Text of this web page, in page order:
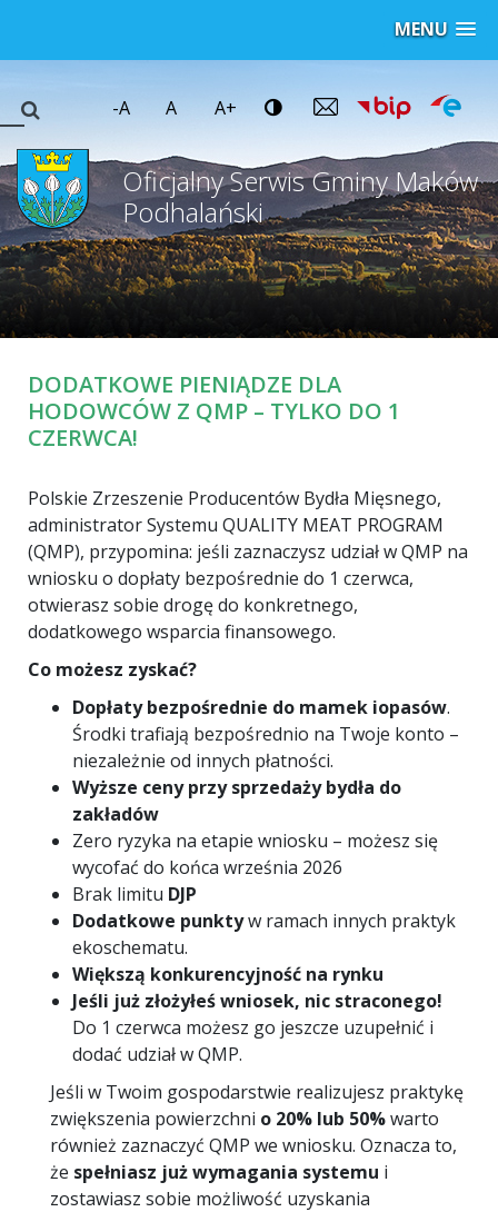
MENU
Oficjalny Serwis Gminy Maków
Podhalański
-A A A+
DODATKOWE PIENIĄDZE DLA
HODOWCÓW Z QMP – TYLKO DO 1
CZERWCA!
Polskie Zrzeszenie Producentów Bydła Mięsnego,
administrator Systemu QUALITY MEAT PROGRAM
(QMP), przypomina: jeśli zaznaczysz udział w QMP na
wniosku o dopłaty bezpośrednie do 1 czerwca,
otwierasz sobie drogę do konkretnego,
dodatkowego wsparcia finansowego.
Co możesz zyskać?
Dopłaty bezpośrednie do mamek iopasów.
Środki trafiają bezpośrednio na Twoje konto –
niezależnie od innych płatności.
Wyższe ceny przy sprzedaży bydła do
zakładów
Zero ryzyka na etapie wniosku – możesz się
wycofać do końca września 2026
Brak limitu DJP
Dodatkowe punktyw ramach innych praktyk
ekoschematu.
Większą konkurencyjność na rynku
Jeśli już złożyłeś wniosek, nic straconego!
Do 1 czerwca możesz go jeszcze uzupełnić i
dodać udział w QMP.
Jeśli w Twoim gospodarstwie realizujesz praktykę
zwiększenia powierzchni o 20% lub 50%warto
również zaznaczyć QMP we wniosku. Oznacza to,
że spełniasz już wymagania systemu i
zostawiasz sobie możliwość uzyskania